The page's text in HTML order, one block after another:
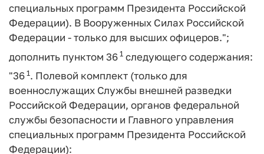
специальных программ Президента Российской
Федерации). В Вооруженных Силах Российской
Федерации - только для высших офицеров.";
дополнить пунктом 36 1 следующего содержания:
"36 1 . Полевой комплект (только для
военнослужащих Службы внешней разведки
Российской Федерации, органов федеральной
службы безопасности и Главного управления
специальных программ Президента Российской
Федерации):